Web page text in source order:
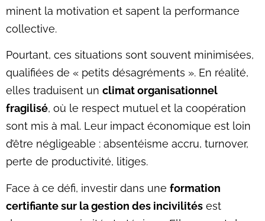
minent la motivation et sapent la performance
collective.
Pourtant, ces situations sont souvent minimisées,
qualifiées de « petits désagréments ». En réalité,
elles traduisent un climat organisationnel
fragilisé, où le respect mutuel et la coopération
sont mis à mal. Leur impact économique est loin
d’être négligeable : absentéisme accru, turnover,
perte de productivité, litiges.
Face à ce défi, investir dans une formation
certifiante sur la gestion des incivilités est